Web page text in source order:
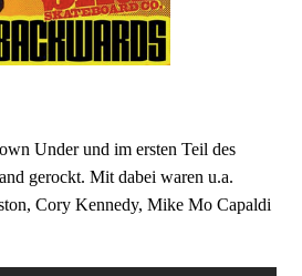
Under und im ersten Teil des
gerockt. Mit dabei waren u.a.
Cory Kennedy, Mike Mo Capaldi